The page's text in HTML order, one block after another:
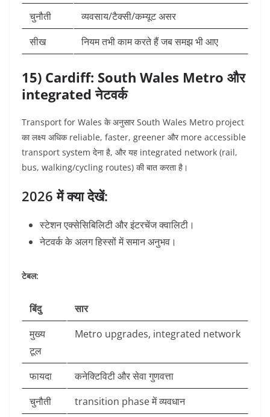
चुनौती
व्यवसाय/टैक्सी/कम्यूट असर
सीख
नियम तभी काम करते हैं जब समझ भी आए
15) Cardiff: South Wales Metro और
integrated नेटवर्क
Transport for Wales के अनुसार South Wales Metro project
का लक्ष्य अधिक reliable, faster, greener और more accessible
transport system देना है, और यह integrated network (rail,
bus, walking/cycling routes) की बात करता है।
2026 में क्या देखें:
स्टेशन एक्सेसिबिलिटी और इंटरचेंज क्वालिटी।
नेटवर्क के अलग हिस्सों में समान अनुभव।
टेबल:
बिंदु
सार
मुख्य
टूल
Metro upgrades, integrated network
फायदा
कनेक्टिविटी और सेवा गुणवत्ता
चुनौती
transition phase में व्यवधान